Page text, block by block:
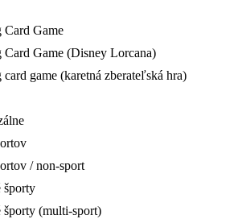
Card Game
Card Game (Disney Lorcana)
card game (karetná zberateľská hra)
/ non-sport
športy
športy (multi-sport)